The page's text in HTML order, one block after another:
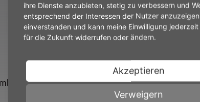
Hattersheim am Main
ihre Dienste anzubieten, stetig zu verbessern und
entsprechend der Interessen der Nutzer
einverstanden und kann meine Einwilligung
für die Zukunft widerrufen oder ändern.
Akzeptieren
Verweigern